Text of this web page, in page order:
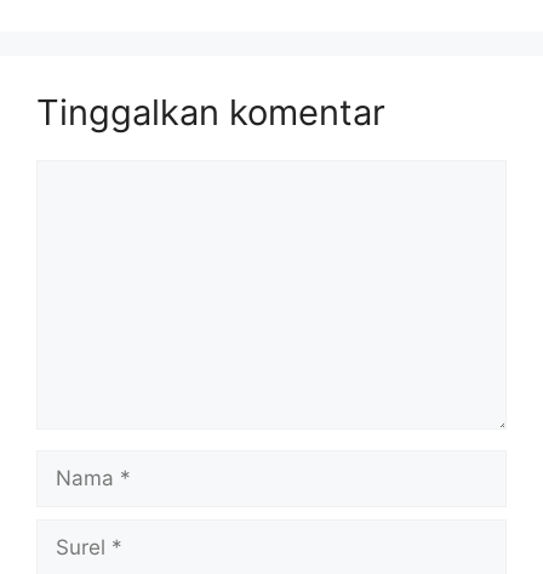
Tinggalkan komentar
Nama
Surel